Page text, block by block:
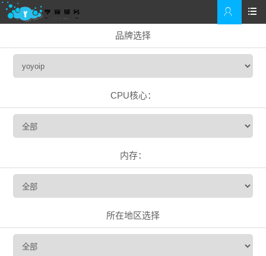


品牌选择
CPU核心：
内存：
所在地区选择